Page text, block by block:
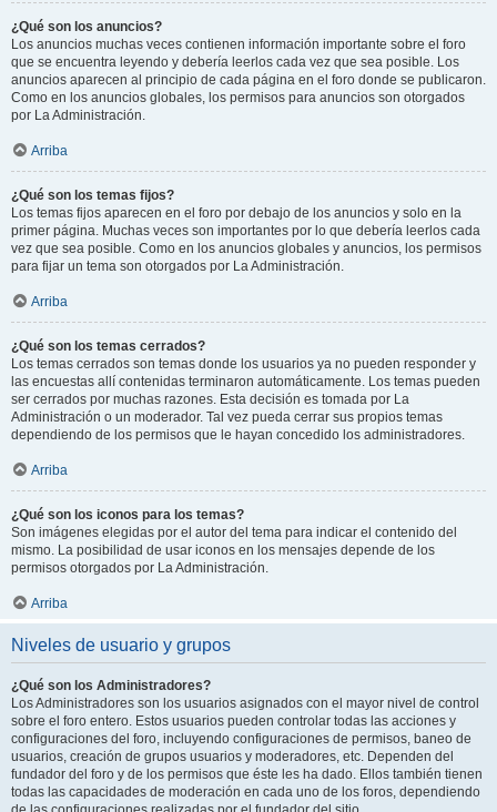
¿Qué son los anuncios?
Los anuncios muchas veces contienen información importante sobre el foro
que se encuentra leyendo y debería leerlos cada vez que sea posible. Los
anuncios aparecen al principio de cada página en el foro donde se publicaron.
Como en los anuncios globales, los permisos para anuncios son otorgados
por La Administración.
Arriba
¿Qué son los temas fijos?
Los temas fijos aparecen en el foro por debajo de los anuncios y solo en la
primer página. Muchas veces son importantes por lo que debería leerlos cada
vez que sea posible. Como en los anuncios globales y anuncios, los permisos
para fijar un tema son otorgados por La Administración.
Arriba
¿Qué son los temas cerrados?
Los temas cerrados son temas donde los usuarios ya no pueden responder y
las encuestas allí contenidas terminaron automáticamente. Los temas pueden
ser cerrados por muchas razones. Esta decisión es tomada por La
Administración o un moderador. Tal vez pueda cerrar sus propios temas
dependiendo de los permisos que le hayan concedido los administradores.
Arriba
¿Qué son los iconos para los temas?
Son imágenes elegidas por el autor del tema para indicar el contenido del
mismo. La posibilidad de usar iconos en los mensajes depende de los
permisos otorgados por La Administración.
Arriba
Niveles de usuario y grupos
¿Qué son los Administradores?
Los Administradores son los usuarios asignados con el mayor nivel de control
sobre el foro entero. Estos usuarios pueden controlar todas las acciones y
configuraciones del foro, incluyendo configuraciones de permisos, baneo de
usuarios, creación de grupos usuarios y moderadores, etc. Dependen del
fundador del foro y de los permisos que éste les ha dado. Ellos también tienen
todas las capacidades de moderación en cada uno de los foros, dependiendo